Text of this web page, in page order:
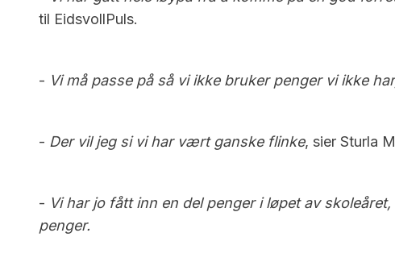
til EidsvollPuls.
- Vi må passe på så vi ikke bruker penger vi ikke
- Der vil jeg si vi har vært ganske flinke, sier Sturla
- Vi har jo fått inn en del penger i løpet av
penger.